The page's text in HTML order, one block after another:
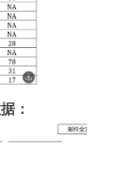
：